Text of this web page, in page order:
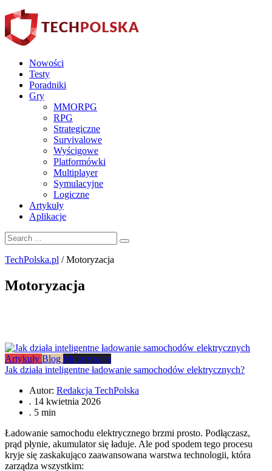
Nowości
Testy
Poradniki
Gry
MMORPG
RPG
Strategiczne
Survivalowe
Wyścigowe
Platformówki
Multiplayer
Symulacyjne
Logiczne
Artykuły
Aplikacje
TechPolska.pl /Motoryzacja
Motoryzacja
Artykuły Blog Motoryzacja
Jak działa inteligentne ładowanie samochodów elektrycznych?
Autor: Redakcja TechPolska
. 14 kwietnia 2026
. 5 min
Ładowanie samochodu elektrycznego brzmi prosto. Podłączasz,
prąd płynie, akumulator się ładuje. Ale pod spodem tego procesu
kryje się zaskakująco zaawansowana warstwa technologii, która
zarządza wszystkim: